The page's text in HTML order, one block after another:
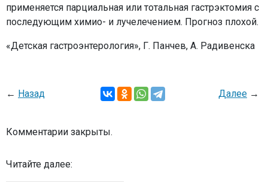
применяется парциальная или тотальная гастрэктомия с
последующим химио- и лучелечением. Прогноз плохой.
«Детская гастроэнтерология», Г. Панчев, А. Радивенска
← Назад Далее →
Комментарии закрыты.
Читайте далее: